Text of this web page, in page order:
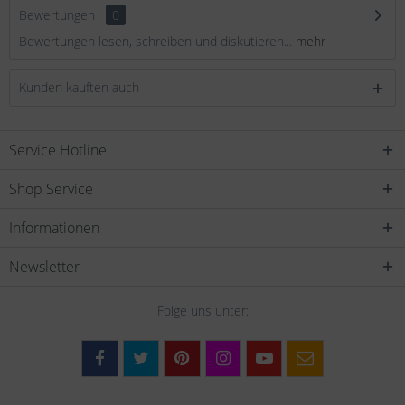
Bewertungen
0
Bewertungen lesen, schreiben und diskutieren... mehr
Kunden kauften auch
Service Hotline
Shop Service
Informationen
Newsletter
Folge uns unter: